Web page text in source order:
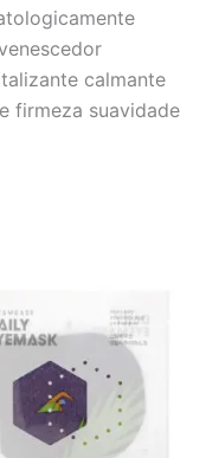
calmante
firmeza suavidade